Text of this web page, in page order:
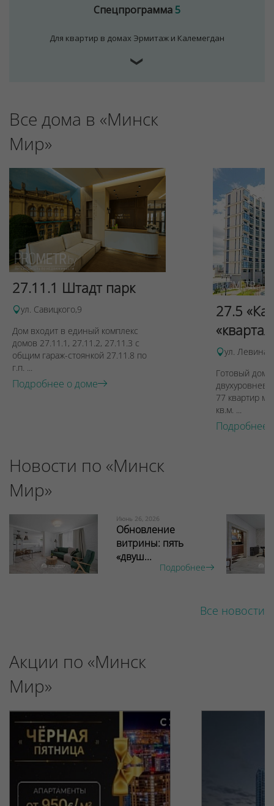
Спецпрограмма5
Для квартир в домах Эрмитаж и Калемегдан
❯
Все дома в «Минск
Мир»
27.11.1 Штадт парк
ул. Савицкого,9
Дом входит в единый комплекс
домов 27.11.1, 27.11.2, 27.11.3 с
общим гараж-стоянкой 27.11.8 по
г.п. ...
Подробнее о доме
27.5
ул. Левина,
Готовый дом
77 квартир
кв.м. ...
Подробнее
Новости по «Минск
Мир»
Июнь 26, 2026
Обновление
витрины: пять
«двуш...
Подробнее
Все новости
Акции по «Минск
Мир»